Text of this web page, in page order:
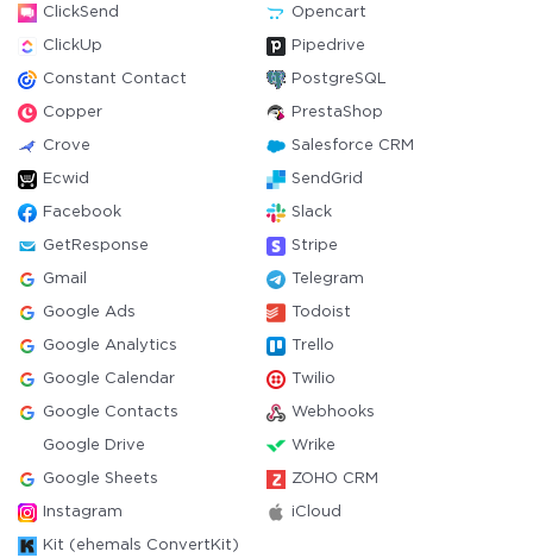
ClickSend Opencart
ClickUp Pipedrive
Constant Contact PostgreSQL
Copper PrestaShop
Crove Salesforce CRM
Ecwid SendGrid
Facebook Slack
GetResponse Stripe
Gmail Telegram
Google Ads Todoist
Google Analytics Trello
Google Calendar Twilio
Google Contacts Webhooks
Google Drive Wrike
Google Sheets ZOHO CRM
Instagram iCloud
Kit (ehemals ConvertKit)